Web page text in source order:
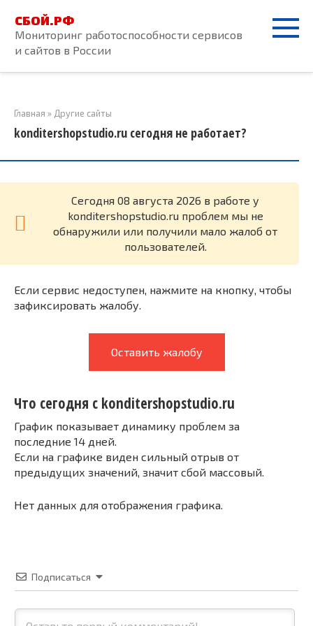
контенту
СБОЙ.РФ
Мониторинг работоспособности сервисов
и сайтов в России
Главная » Другие сайты
konditershopstudio.ru сегодня не работает?
Cегодня 08 августа 2026 в работе у
konditershopstudio.ru проблем мы не
обнаружили или получили мало жалоб от
пользователей.
Если сервис недоступен, нажмите на кнопку, чтобы
зафиксировать жалобу.
Оставить жалобу
Что сегодня с konditershopstudio.ru
График показывает динамику проблем за
последние 14 дней.
Если на графике виден сильный отрыв от
предыдущих значений, значит сбой массовый.
Нет данных для отображения графика.
Подписаться